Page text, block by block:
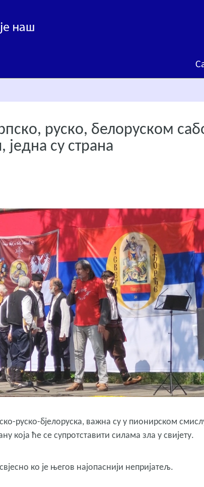
руско, белоруском
једна су странa
руско-бјелоруска, важна су у пионирском
која ће се супротставити силама зла у свијету.
ко је његов најопаснији непријатељ.